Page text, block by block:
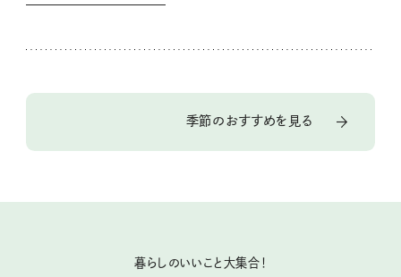
季節のおすすめを見る
暮らしのいいこと大集合！